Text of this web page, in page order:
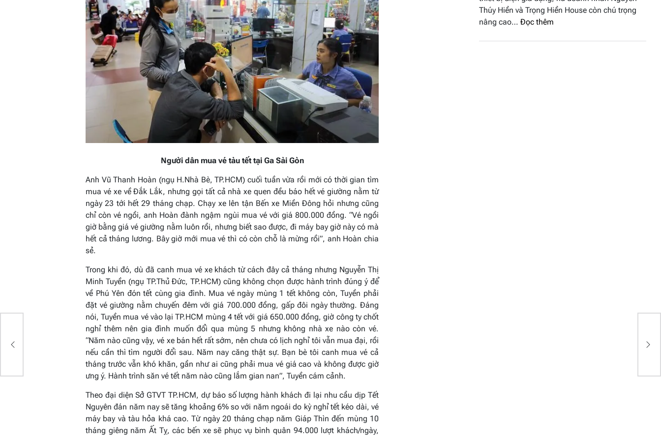
Người dân mua vé tàu tết tại Ga Sài Gòn
Anh Vũ Thanh Hoàn (ngụ H.Nhà Bè, TP.HCM) cuối tuần vừa rồi mới có thời gian tìm
mua vé xe về Đắk Lắk, nhưng gọi tất cả nhà xe quen đều báo hết vé giường nằm từ
ngày 23 tới hết 29 tháng chạp. Chạy xe lên tận Bến xe Miền Đông hỏi nhưng cũng
chỉ còn vé ngồi, anh Hoàn đành ngậm ngùi mua vé với giá 800.000 đồng. “Vé ngồi
giờ bằng giá vé giường nằm luôn rồi, nhưng biết sao được, đi máy bay giờ này có mà
hết cả tháng lương. Bây giờ mới mua vé thì có còn chỗ là mừng rồi”, anh Hoàn chia
sẻ.
Trong khi đó, dù đã canh mua vé xe khách từ cách đây cả tháng nhưng Nguyễn Thị
Minh Tuyền (ngụ TP.Thủ Đức, TP.HCM) cũng không chọn được hành trình đúng ý để
về Phú Yên đón tết cùng gia đình. Mua vé ngày mùng 1 tết không còn, Tuyền phải
đặt vé giường nằm chuyến đêm với giá 700.000 đồng, gấp đôi ngày thường. Đáng
nói, Tuyền mua vé vào lại TP.HCM mùng 4 tết với giá 650.000 đồng, giờ công ty chốt
nghỉ thêm nên gia đình muốn đổi qua mùng 5 nhưng không nhà xe nào còn vé.
“Năm nào cũng vậy, vé xe bán hết rất sớm, nên chưa có lịch nghỉ tôi vẫn mua đại, rồi
nếu cần thì tìm người đổi sau. Năm nay căng thật sự. Bạn bè tôi canh mua vé cả
tháng trước vẫn khó khăn, gần như ai cũng phải mua vé giá cao và không được giờ
ưng ý. Hành trình săn vé tết năm nào cũng lắm gian nan”, Tuyền cám cảnh.
Theo đại diện Sở GTVT TP.HCM, dự báo số lượng hành khách đi lại nhu cầu dịp Tết
Nguyên đán năm nay sẽ tăng khoảng 6% so với năm ngoái do kỳ nghỉ tết kéo dài, vé
máy bay và tàu hỏa khá cao. Từ ngày 20 tháng chạp năm Giáp Thìn đến mùng 10
tháng giêng năm Ất Tỵ, các bến xe sẽ phục vụ bình quân 94.000 lượt khách/ngày,
Việt
Nam
Dương
Thúy Hiền và Trọng Hiền House còn chú trọng
nâng cao… Đọc thêm